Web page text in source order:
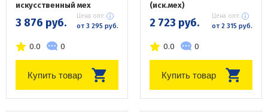
искусственный мех
3 876 руб. Цена опт:
от 3 295 руб.
0.0 0
Купить товар
(иск.мех)
2 723 руб. Цена опт:
от 2 315 руб.
0.0 0
Купить товар